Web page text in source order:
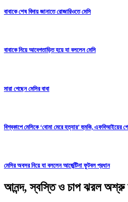
বাবাকে শেষ বিদায় জানাতে রোজারিওতে মেসি
বাবাকে নিয়ে আবেগতাড়িত হয়ে যা বললেন মেসি
মারা গেছেন মেসির বাবা
বিশ্বকাপে মেসিকে ‘বোমা মেরে হত্যার’ হুমকি, এফবিআইয়ের
মেসির অবসর নিয়ে যা বললেন আর্জেন্টিনা ফুটবল প্রধান
আনন্দ, স্বস্তি ও চাপ ঝরল অশ্রু